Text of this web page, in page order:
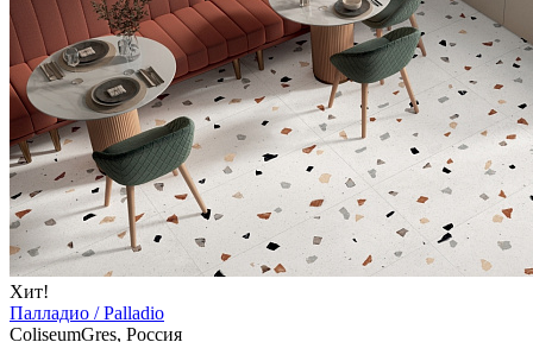
Хит!
Палладио / Palladio
ColiseumGres, Россия